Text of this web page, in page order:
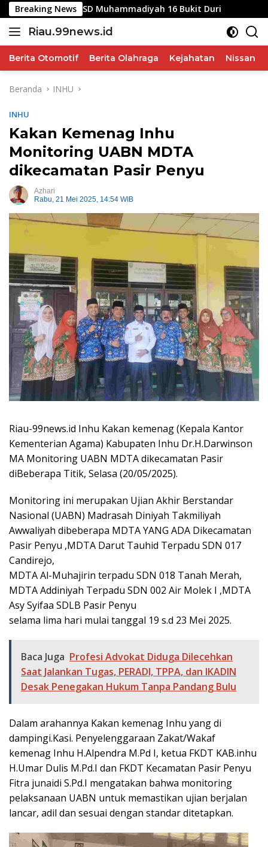
Langsung
ke
konten
Breaking News
di SD Muhammadiyah 16 Bukit Duri Profesi
Riau.99news.id
Terbaik
Berita Otomotif Berita Olahraga Kejahatan Nissan
Beranda INHU
INHU
Kakan Kemenag Inhu
Monitoring UABN MDTA
dikecamatan Pasir Penyu
Azhari
Rabu, 21 Mei 2025, 14:54 WIB
Riau-99news.id Inhu Kakan kemenag (Kepala Kantor
Kementerian Agama) Kabupaten Inhu Dr.H.Darwinson
MA Monitoring UABN MDTA dikecamatan Pasir
diBeberapa Titik, Selasa (20/05/2025).
Monitoring ini merupakan Ujian Akhir Berstandar
Nasional (UABN) Madrasah Diniyah Takmiliyah
Awwaliyah dibeberapa MDTA YANG ADA Dikecamatan
Pasir Penyu ,MDTA Darut Tauhid Terpadu SDN 017
Candirejo,
MDTA Al-Muhajirin terpadu SDN 018 Tanah Merah,
MDTA Addiniyah Terpadu SDN 002 Air Molek I ,MDTA
Asy Syifaa SDLB Pasir Penyu
selama lima hari mulai tanggal 19 s.d 23 Mei 2025.
Baca Juga Profesi Advokat Diduga Dilecehkan
Saat Jalankan Tugas, PERADI, TPPA, dan IKADIN
Desak Penegakan Hukum Tanpa Pandang Bulu
Dalam arahannya Kakan kemenag Inhu yang di
dampingi.Kasi. Penyelenggaraan Zakat/Wakaf
kemenag Inhu H.Alpendra M.Pd I, ketua FKDT KAB.inhu
H.Umar Dulis M.Pd.I dan FKDT Kecamatan Pasir Penyu
Fitra junaidi S.Pd.I mengatakan bahwa monitoring
pelaksanaan UABN untuk memastikan ujian berjalan
lancar, adil dan sesuai dengan standar ditetapkan.